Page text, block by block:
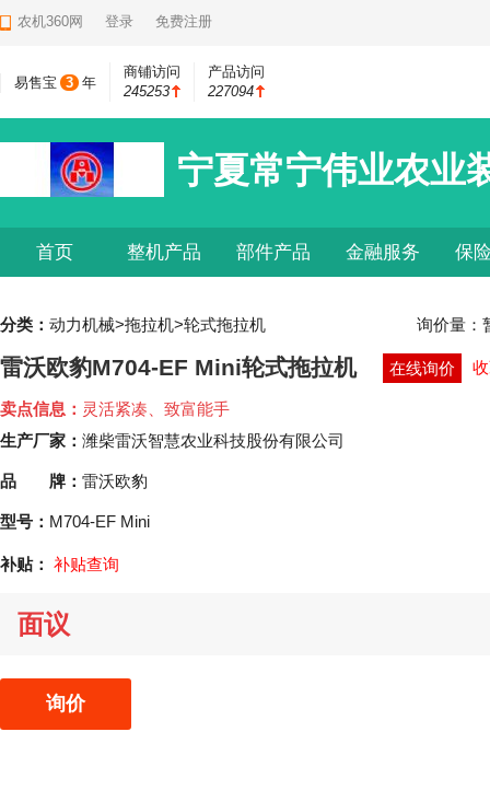
农机360网 登录 免费注册
易售宝 3 年
商铺访问
245253
产品访问
227094
宁夏常宁伟业农业
首页 整机产品 部件产品 金融服务 保
询价量：
分类： 动力机械>拖拉机>轮式拖拉机
雷沃欧豹M704-EF Mini轮式拖拉机 在线询价
卖点信息： 灵活紧凑、致富能手
生产厂家： 潍柴雷沃智慧农业科技股份有限公司
品 牌： 雷沃欧豹
型号： M704-EF Mini
补贴： 补贴查询
面议
询价